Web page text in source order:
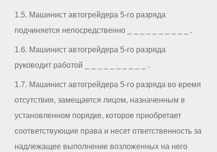
1.5. Машинист автогрейдера 5-го разряда
подчиняется непосредственно _ _ _ _ _ _ _ _ _ _ .
1.6. Машинист автогрейдера 5-го разряда
руководит работой _ _ _ _ _ _ _ _ _ _ .
1.7. Машинист автогрейдера 5-го разряда во время
отсутствия, замещается лицом, назначенным в
установленном порядке, которое приобретает
соответствующие права и несет ответственность за
надлежащее выполнение возложенных на него